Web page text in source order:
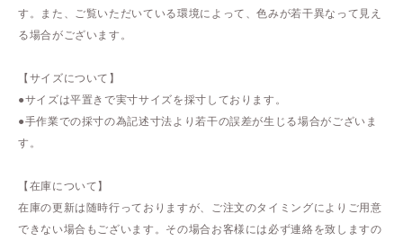
す。また、ご覧いただいている環境によって、色みが若干異なって見え
る場合がございます。
【サイズについて】
●サイズは平置きで実寸サイズを採寸しております。
●手作業での採寸の為記述寸法より若干の誤差が生じる場合がございま
す。
【在庫について】
在庫の更新は随時行っておりますが、ご注文のタイミングによりご用意
できない場合もございます。その場合お客様には必ず連絡を致しますの